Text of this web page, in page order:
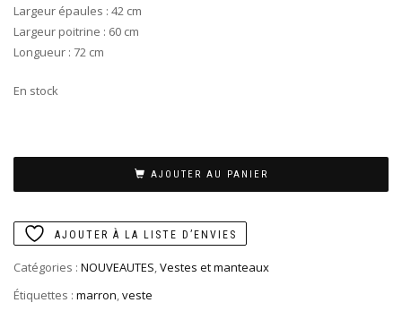
Largeur épaules : 42 cm
Largeur poitrine : 60 cm
Longueur : 72 cm
En stock
AJOUTER AU PANIER
AJOUTER À LA LISTE D’ENVIES
Catégories : NOUVEAUTES,Vestes et manteaux
Étiquettes : marron,veste